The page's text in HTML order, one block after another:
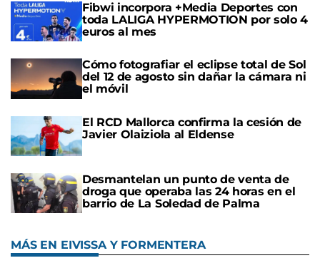
Fibwi incorpora +Media Deportes con
toda LALIGA HYPERMOTION por solo 4
euros al mes
Cómo fotografiar el eclipse total de Sol
del 12 de agosto sin dañar la cámara ni
el móvil
El RCD Mallorca confirma la cesión de
Javier Olaiziola al Eldense
Desmantelan un punto de venta de
droga que operaba las 24 horas en el
barrio de La Soledad de Palma
MÁS EN EIVISSA Y FORMENTERA